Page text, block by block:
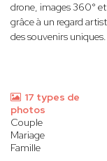
drone, images 360°
grâce à un regard
des souvenirs uniques.
17 types de
photos
Couple
Mariage
Famille